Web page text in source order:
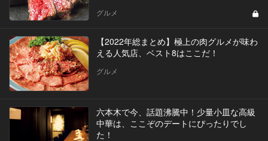
グルメ
【2022年総まとめ】極上の肉グルメが味わ
える人気店、ベスト8はここだ！
グルメ
六本木で今、話題沸騰中！少量小皿な高級
中華は、ここぞのデートにぴったりでし
た！